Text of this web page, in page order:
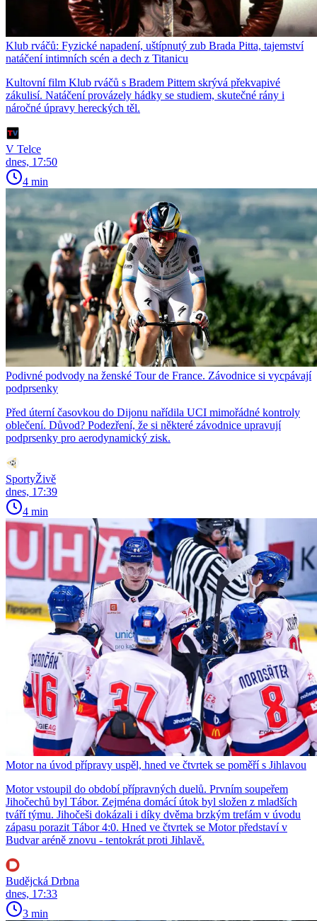
Klub rváčů: Fyzické napadení, uštípnutý zub Brada Pitta, tajemství
natáčení intimních scén a dech z Titanicu
Kultovní film Klub rváčů s Bradem Pittem skrývá překvapivé
zákulisí. Natáčení provázely hádky se studiem, skutečné rány i
náročné úpravy hereckých těl.
V Telce
dnes, 17:50
4 min
Podivné podvody na ženské Tour de France. Závodnice si vycpávají
podprsenky
Před úterní časovkou do Dijonu nařídila UCI mimořádné kontroly
oblečení. Důvod? Podezření, že si některé závodnice upravují
podprsenky pro aerodynamický zisk.
SportyŽivě
dnes, 17:39
4 min
Motor na úvod přípravy uspěl, hned ve čtvrtek se poměří s Jihlavou
Motor vstoupil do období přípravných duelů. Prvním soupeřem
Jihočechů byl Tábor. Zejména domácí útok byl složen z mladších
tváří týmu. Jihočeši dokázali i díky dvěma brzkým trefám v úvodu
zápasu porazit Tábor 4:0. Hned ve čtvrtek se Motor představí v
Budvar aréně znovu - tentokrát proti Jihlavě.
Budějcká Drbna
dnes, 17:33
3 min